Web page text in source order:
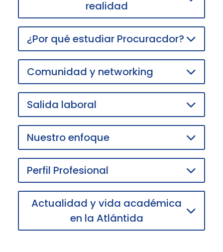
realidad
¿Por qué estudiar Procuracdor?
Comunidad y networking
Salida laboral
Nuestro enfoque
Perfil Profesional
Actualidad y vida académica
en la Atlántida